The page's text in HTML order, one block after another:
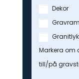
Dekor
Gravram
Markera om
till/på